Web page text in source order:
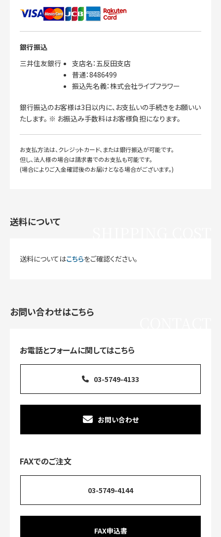
銀行振込
三井住友銀行
支店名：五反田支店
普通：8486499
振込先名義：株式会社ライブフラワー
銀行振込のお客様は3日以内に、お支払いの手続きをお願いい
たします。 ※ お振込み手数料はお客様負担になります。
お支払方法は、クレジットカード、または銀行振込が可能です。
但し、法人様の場合は請求書でのお支払も可能です。
(場合によりご入金確認後のお届けとなる場合がございます。)
送料について
送料についてはこちらをご確認ください。
お問い合わせはこちら
お電話とフォームに関してはこちら
03-5749-4133
お問い合わせ
FAXでのご注文
03-5749-4144
FAX申込書